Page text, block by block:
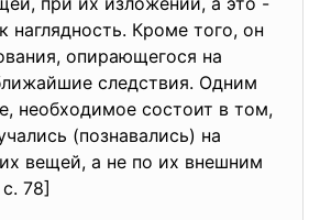
наглядность. Кроме того, он
опирающегося на
следствия. Одним
необходимое состоит в том,
(познавались) на
вещей, а не по их внешним
78]